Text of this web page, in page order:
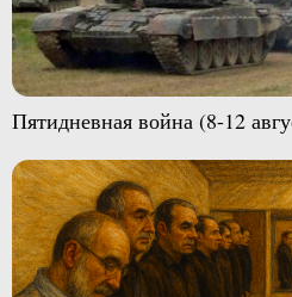
Пятидневная война (8-12